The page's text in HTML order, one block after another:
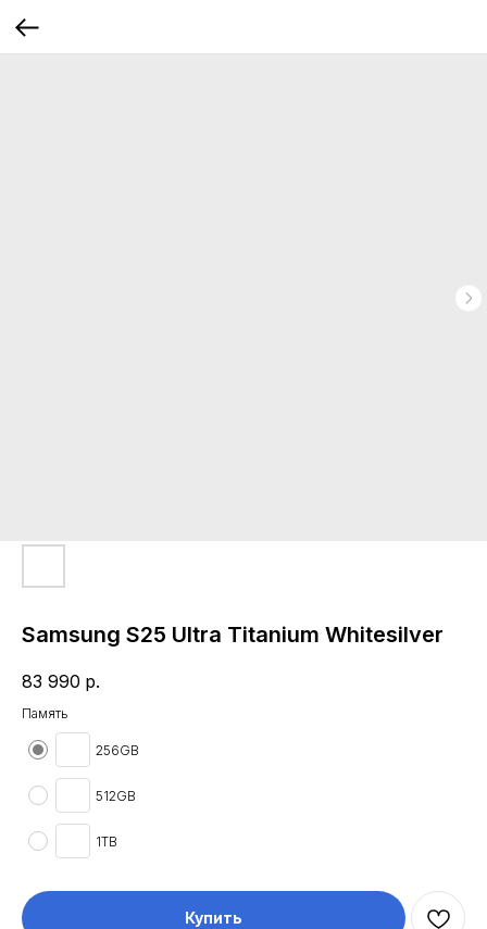
Samsung S25 Ultra Titanium Whitesilver
83 990 р.
Память
256GB
512GB
1TB
Купить